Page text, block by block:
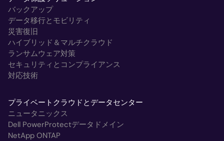
バックアップ
データ移行とモビリティ
災害復旧
ハイブリッド＆マルチクラウド
ランサムウェア対策
セキュリティとコンプライアンス
対応技術
プライベートクラウドとデータセンター
ニュータニックス
Dell PowerProtectデータドメイン
NetApp ONTAP